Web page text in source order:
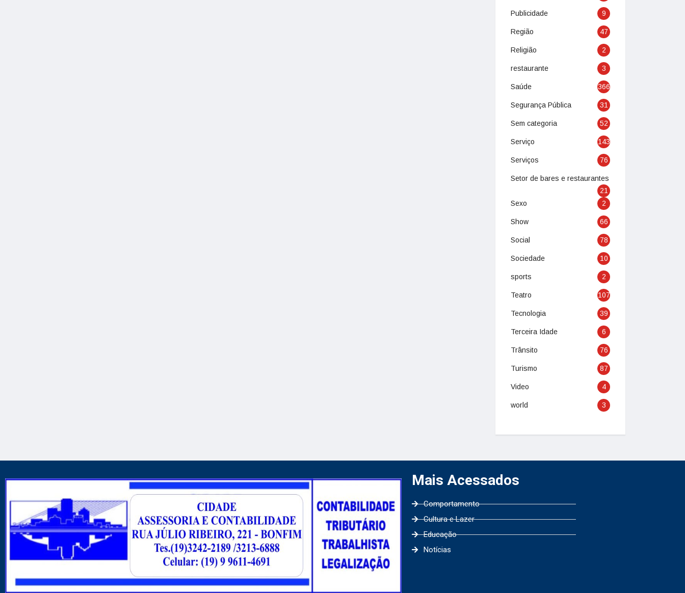
Publicidade 9
Região 47
Religião 2
restaurante 3
Saúde 366
Segurança Pública 31
Sem categoria 52
Serviço 143
Serviços 76
Setor de bares e restaurantes
21
Sexo
2
Show 66
Social 78
Sociedade 10
sports 2
Teatro 107
Tecnologia 39
Terceira Idade 6
Trânsito 76
Turismo 87
Video 4
world 3
Mais Acessados
Comportamento
Cultura e Lazer
Educação
Notícias